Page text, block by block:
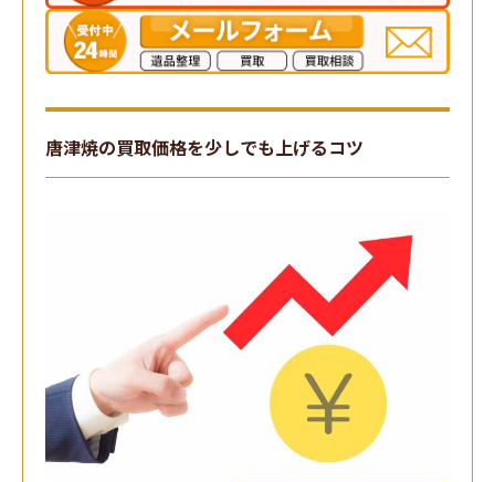
唐津焼の買取価格を少しでも上げるコツ